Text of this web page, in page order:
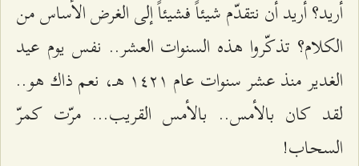
أريد؟ أريد أن نتقدّم شيئاً فشيئاً إلى الغرض الأساس من
الكلام؟ تذكّروا هذه السنوات العشر.. نفس يوم عيد
الغدير منذ عشر سنوات عام ۱٤٢۱ هـ، نعم ذاك هو..
لقد كان بالأمس.. بالأمس القريب... مرّت كمرّ
السحاب!